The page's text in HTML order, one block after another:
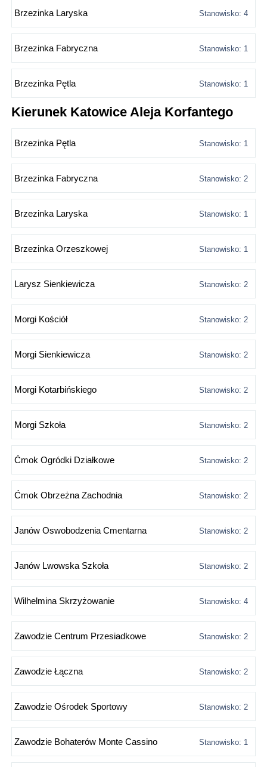
Brzezinka Laryska Stanowisko: 4
Brzezinka Fabryczna Stanowisko: 1
Brzezinka Pętla Stanowisko: 1
Kierunek Katowice Aleja Korfantego
Brzezinka Pętla Stanowisko: 1
Brzezinka Fabryczna Stanowisko: 2
Brzezinka Laryska Stanowisko: 1
Brzezinka Orzeszkowej Stanowisko: 1
Larysz Sienkiewicza Stanowisko: 2
Morgi Kościół Stanowisko: 2
Morgi Sienkiewicza Stanowisko: 2
Morgi Kotarbińskiego Stanowisko: 2
Morgi Szkoła Stanowisko: 2
Ćmok Ogródki Działkowe Stanowisko: 2
Ćmok Obrzeżna Zachodnia Stanowisko: 2
Janów Oswobodzenia Cmentarna Stanowisko: 2
Janów Lwowska Szkoła Stanowisko: 2
Wilhelmina Skrzyżowanie Stanowisko: 4
Zawodzie Centrum Przesiadkowe Stanowisko: 2
Zawodzie Łączna Stanowisko: 2
Zawodzie Ośrodek Sportowy Stanowisko: 2
Zawodzie Bohaterów Monte Cassino Stanowisko: 1